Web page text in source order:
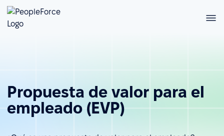
Propuesta de valor para el
empleado (EVP)